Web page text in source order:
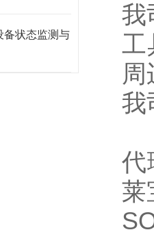
备状态监测与
我
工
我
代
莱